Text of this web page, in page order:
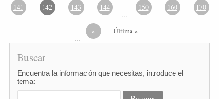
141 142 143 144
...
150 160 170
...
» Última »
Buscar
Encuentra la información que necesitas, introduce el
tema: